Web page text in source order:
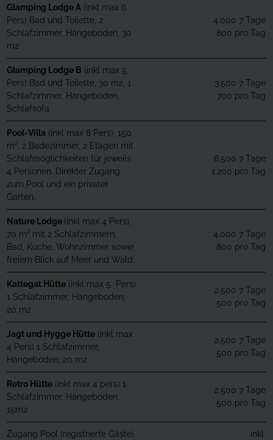
Glamping Lodge A (inkl max 6
Pers) Bad und Toilette, 2
Schlafzimmer, Hängeboden, 30
m2
4.000 7 Tage
800 pro Tag
Glamping Lodge B (inkl max 5
Pers) Bad und Toilette, 30 m2, 1
Schlafzimmer, Hängeboden,
Schlafsofa
3.500 7 Tage
700 pro Tag
Pool-Villa (inkl max 8 Pers), 150
m², 2 Badezimmer, 2 Etagen mit
Schlafmöglichkeiten für jeweils
4 Personen. Direkter Zugang
zum Pool und ein privater
Garten.
6.500 7 Tage
1.200 pro Tag
Nature Lodge (inkl max 4 Pers),
70 m² mit 2 Schlafzimmern,
Bad, Küche, Wohnzimmer sowie
freiem Blick auf Meer und Wald.
4.000 7 Tage
800 pro Tag
Kattegat Hütte (inkl max 5 Pers)
1 Schlafzimmer, Hängeboden,
20 m2
2.500 7 Tage
500 pro Tag
Jagt und Hygge Hütte (inkl max
4 Pers) 1 Schlafzimmer,
Hängeboden, 20 m2
2.500 7 Tage
500 pro Tag
Retro Hütte (inkl max 4 pers) 1
Schlafzimmer, Hängeboden,
15m2
2.500 7 Tage
500 pro Tag
Zugang Pool (registrierte Gäste) inkl.